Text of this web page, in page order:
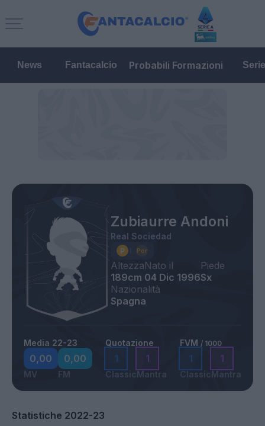
News Fantacalcio Probabili Formazioni
Zubiaurre Andoni
Real Sociedad
Altezza
189cm
Nato il
04 Dic 1996
Piede
Sx
Nazionalità
Spagna
Media 22-23
0,00
MV
0,00
FM
Quotazione
1
Classic
1
Mantra
FVM / 1000
1
Classic
1
Mantra
Statistiche 2022-23